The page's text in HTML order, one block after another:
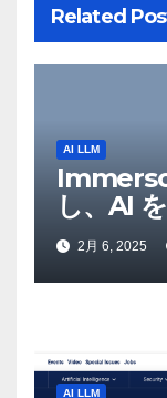
ン
Related
AI LLM
し、AI
メタバー
推進 –
2月 6, 2025
AI LLM